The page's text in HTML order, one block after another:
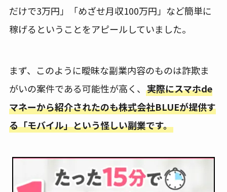
だけで3万円」「めざせ月収100万円」など簡単に
稼げるということをアピールしていました。
まず、このように曖昧な副業内容のものは詐欺ま
がいの案件である可能性が高く、 実際にスマホde
マネーから紹介されたのも株式会社BLUEが提供す
る「モバイル」という怪しい副業です。